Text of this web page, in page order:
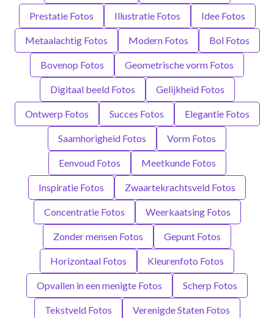
Prestatie Fotos Illustratie Fotos Idee Fotos
Metaalachtig Fotos Modern Fotos Bol Fotos
Bovenop Fotos Geometrische vorm Fotos
Digitaal beeld Fotos Gelijkheid Fotos
Ontwerp Fotos Succes Fotos Elegantie Fotos
Saamhorigheid Fotos Vorm Fotos
Eenvoud Fotos Meetkunde Fotos
Inspiratie Fotos Zwaartekrachtsveld Fotos
Concentratie Fotos Weerkaatsing Fotos
Zonder mensen Fotos Gepunt Fotos
Horizontaal Fotos Kleurenfoto Fotos
Opvallen in een menigte Fotos Scherp Fotos
Tekstveld Fotos Verenigde Staten Fotos